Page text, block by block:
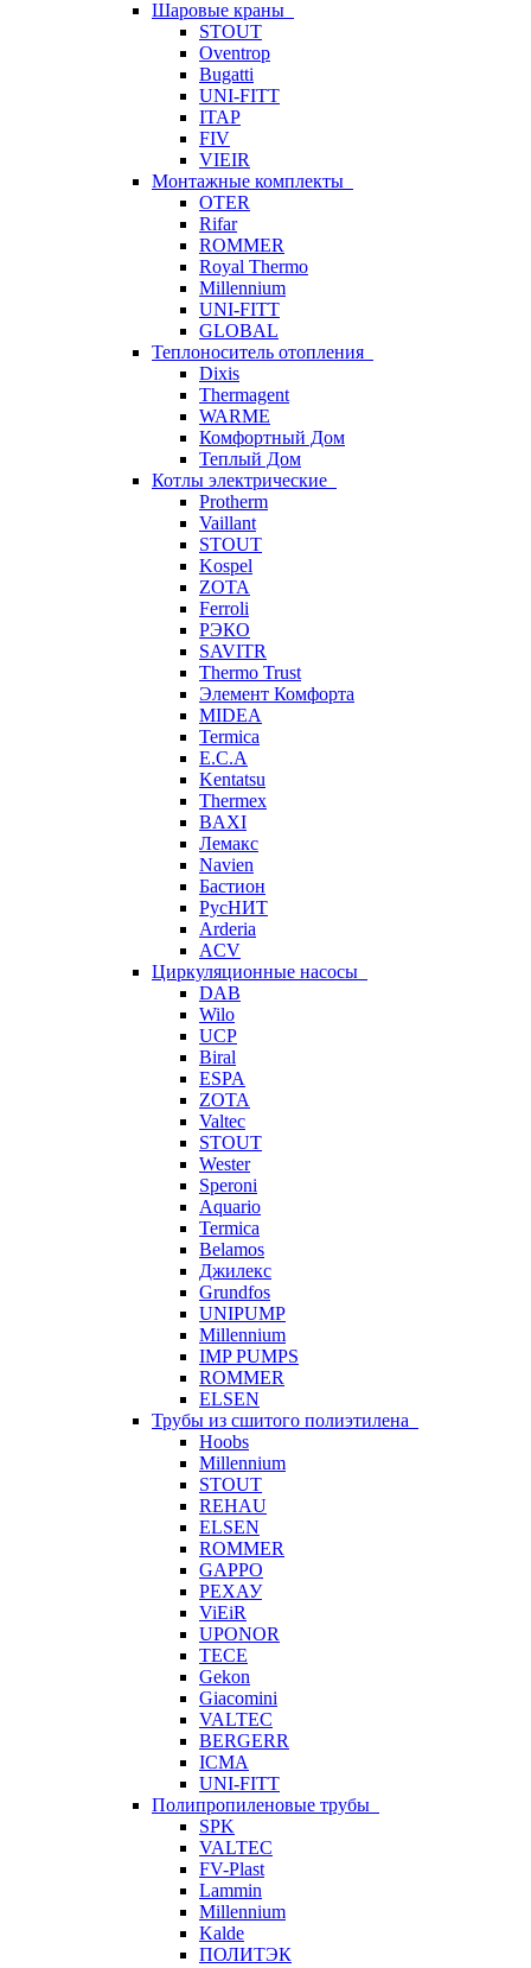
Шаровые краны
STOUT
Oventrop
Bugatti
UNI-FITT
ITAP
FIV
VIEIR
Монтажные комплекты
OTER
Rifar
ROMMER
Royal Thermo
Millennium
UNI-FITT
GLOBAL
Теплоноситель отопления
Dixis
Thermagent
WARME
Комфортный Дом
Теплый Дом
Котлы электрические
Protherm
Vaillant
STOUT
Kospel
ZOTA
Ferroli
РЭКО
SAVITR
Thermo Trust
Элемент Комфорта
MIDEA
Termica
E.C.A
Kentatsu
Thermex
BAXI
Лемакс
Navien
Бастион
РусНИТ
Arderia
ACV
Циркуляционные насосы
DAB
Wilo
UCP
Biral
ESPA
ZOTA
Valtec
STOUT
Wester
Speroni
Aquario
Termica
Belamos
Джилекс
Grundfos
UNIPUMP
Millennium
IMP PUMPS
ROMMER
ELSEN
Трубы из сшитого полиэтилена
Hoobs
Millennium
STOUT
REHAU
ELSEN
ROMMER
GAPPO
РЕХАУ
ViEiR
UPONOR
TECE
Gekon
Giacomini
VALTEC
BERGERR
ICMA
UNI-FITT
Полипропиленовые трубы
SPK
VALTEC
FV-Plast
Lammin
Millennium
Kalde
ПОЛИТЭК